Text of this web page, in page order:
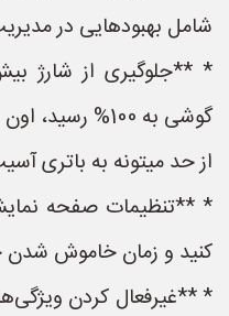
شامل بهبودهایی در
* **جلوگیری از شارژ
گوشی به 100%
از حد میتونه به باتری
* **تنظیمات صفحه
کنید و زمان خاموش شدن